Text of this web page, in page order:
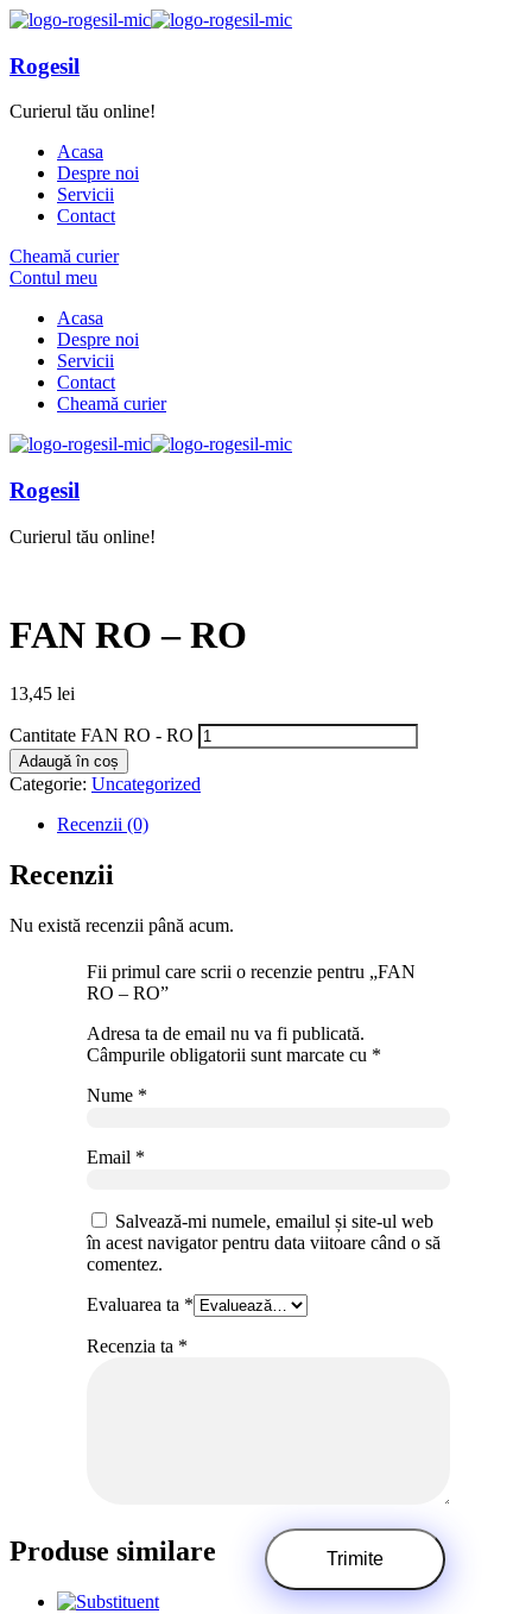
Rogesil
Curierul tău online!
Acasa
Despre noi
Servicii
Contact
Cheamă curier
Contul meu
Acasa
Despre noi
Servicii
Contact
Cheamă curier
Rogesil
Curierul tău online!
FAN RO – RO
13,45 lei
Cantitate FAN RO - RO
Adaugă în coș
Categorie: Uncategorized
Recenzii (0)
Recenzii
Nu există recenzii până acum.
Fii primul care scrii o recenzie pentru „FAN
RO – RO”
Adresa ta de email nu va fi publicată.
Câmpurile obligatorii sunt marcate cu *
Nume *
Email *
Salvează-mi numele, emailul și site-ul web
în acest navigator pentru data viitoare când o să
comentez.
Evaluarea ta *
Recenzia ta *
Produse similare